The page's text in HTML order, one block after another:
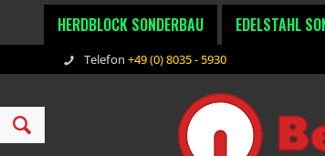
HERDBLOCK SONDERBAU EDELSTAHL
Telefon +49 (0) 8035 - 5930